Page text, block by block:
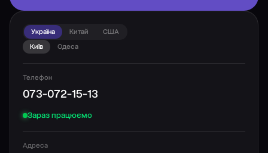
Україна Китай
США
Київ
Одеса
Телефон
073-072-15-13
Зараз працюємо
Адреса